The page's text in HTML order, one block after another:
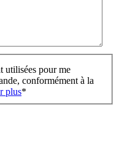
utilisées pour me
conformément à la
plus*